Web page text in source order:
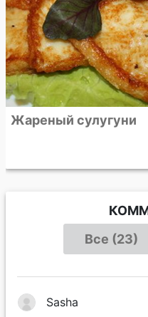
Брускетта с
Все (23)
Sasha